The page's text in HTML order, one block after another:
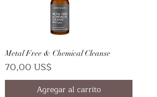
Metal Free & Chemical Cleanse
Precio
70,00 US$
Agregar al carrito